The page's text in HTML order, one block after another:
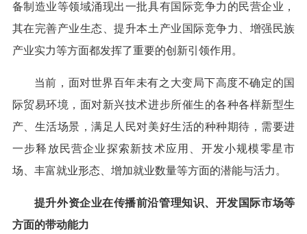
备制造业等领域涌现出一批具有国际竞争力的民营企业，
其在完善产业生态、提升本土产业国际竞争力、增强民族
产业实力等方面都发挥了重要的创新引领作用。
当前，面对世界百年未有之大变局下高度不确定的国
际贸易环境，面对新兴技术进步所催生的各种各样新型生
产、生活场景，满足人民对美好生活的种种期待，需要进
一步释放民营企业探索新技术应用、开发小规模零星市
场、丰富就业形态、增加就业数量等方面的潜能与活力。
提升外资企业在传播前沿管理知识、开发国际市场等
方面的带动能力